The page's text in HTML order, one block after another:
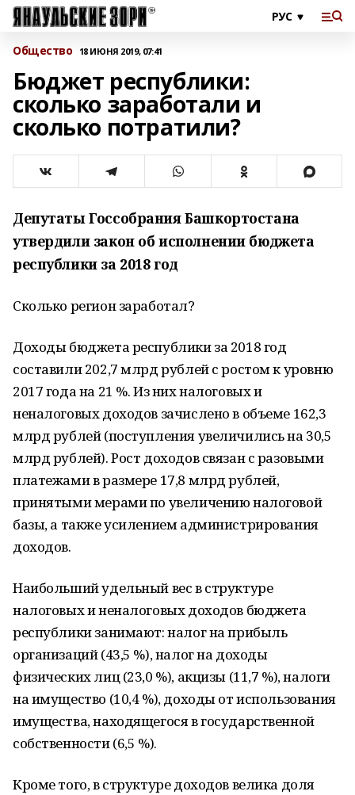
Общество 18 ИЮНЯ 2019, 07:41
Бюджет республики:
сколько заработали и
сколько потратили?
Депутаты Госсобрания Башкортостана
утвердили закон об исполнении бюджета
республики за 2018 год
Сколько регион заработал?
Доходы бюджета республики за 2018 год
составили 202,7 млрд рублей с ростом к уровню
2017 года на 21 %. Из них налоговых и
неналоговых доходов зачислено в объеме 162,3
млрд рублей (поступления увеличились на 30,5
млрд рублей). Рост доходов связан с разовыми
платежами в размере 17,8 млрд рублей,
принятыми мерами по увеличению налоговой
базы, а также усилением администрирования
доходов.
Наибольший удельный вес в структуре
налоговых и неналоговых доходов бюджета
республики занимают: налог на прибыль
организаций (43,5 %), налог на доходы
физических лиц (23,0 %), акцизы (11,7 %), налоги
на имущество (10,4 %), доходы от использования
имущества, находящегося в государственной
собственности (6,5 %).
Кроме того, в структуре доходов велика доля